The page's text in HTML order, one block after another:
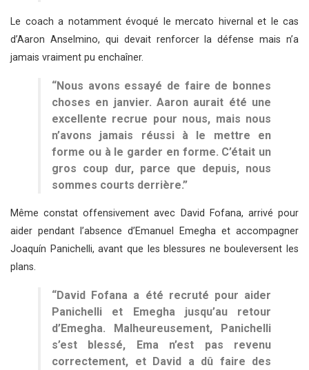
Le coach a notamment évoqué le mercato hivernal et le cas
d’Aaron Anselmino, qui devait renforcer la défense mais n’a
jamais vraiment pu enchaîner.
“Nous avons essayé de faire de bonnes
choses en janvier. Aaron aurait été une
excellente recrue pour nous, mais nous
n’avons jamais réussi à le mettre en
forme ou à le garder en forme. C’était un
gros coup dur, parce que depuis, nous
sommes courts derrière.”
Même constat offensivement avec David Fofana, arrivé pour
aider pendant l’absence d’Emanuel Emegha et accompagner
Joaquín Panichelli, avant que les blessures ne bouleversent les
plans.
“David Fofana a été recruté pour aider
Panichelli et Emegha jusqu’au retour
d’Emegha. Malheureusement, Panichelli
s’est blessé, Ema n’est pas revenu
correctement, et David a dû faire des